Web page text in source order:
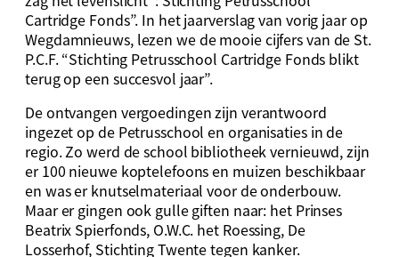
Cartridge Fonds”. In het jaarverslag van vorig jaar op
Wegdamnieuws, lezen we de mooie cijfers van de St.
P.C.F. “Stichting Petrusschool Cartridge Fonds blikt
terug op een succesvol jaar”.
De ontvangen vergoedingen zijn verantwoord
ingezet op de Petrusschool en organisaties in de
regio. Zo werd de school bibliotheek vernieuwd, zijn
er 100 nieuwe koptelefoons en muizen beschikbaar
en was er knutselmateriaal voor de onderbouw.
Maar er gingen ook gulle giften naar: het Prinses
Beatrix Spierfonds, O.W.C. het Roessing, De
Losserhof, Stichting Twente tegen kanker.